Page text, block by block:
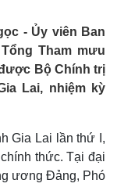
tiết
- Ủy viên Ban
Tham mưu
Bộ Chính trị
Lai, nhiệm kỳ
Gia Lai lần thứ I,
thức. Tại đại
ương Đảng, Phó